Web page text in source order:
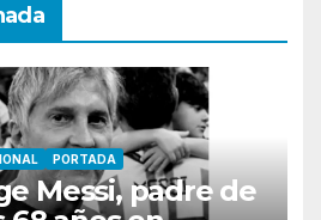
PORTADA
Messi, padre de